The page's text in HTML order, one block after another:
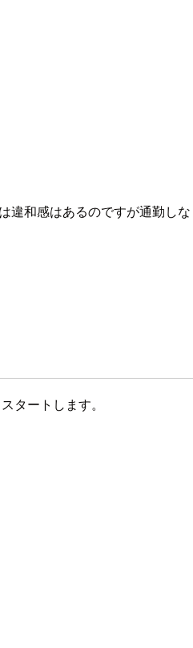
和感はあるのですが通勤し
タートします。